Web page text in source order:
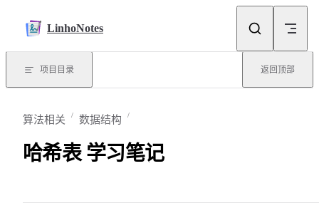
LinhoNotes
项目目录 返回顶部
算法相关 数据结构
哈希表 学习笔记